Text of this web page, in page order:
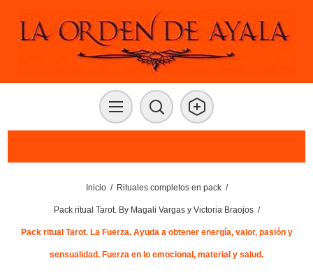
Inicio / Rituales completos en pack /
Pack ritual Tarot. By Magali Vargas y Victoria Braojos /
Pack ritual Tarot. La Fuerza. Ayuda a obtener energía, valor, pasión y
sensualidad. Fuerza en lo emocional, material y salud.